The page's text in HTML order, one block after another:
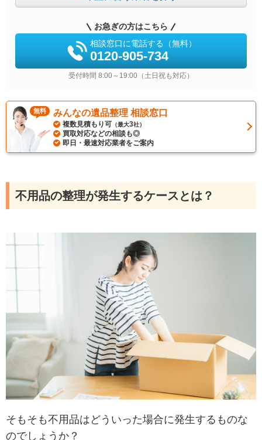
お急ぎの方はこちら
相談窓口に電話する（無料）
0120-905-734
受付時間 8:00～19:00（土日祝も対応）
無料 みんなの遺品整理 相談窓口
複数見積もり可 （最大3社）
買取対応などの相談も◎
即日・最速対応業者をご案内
不用品の整理が発生するケースとは？
そもそも不用品はどういった場合に発生するものな
のでしょうか？